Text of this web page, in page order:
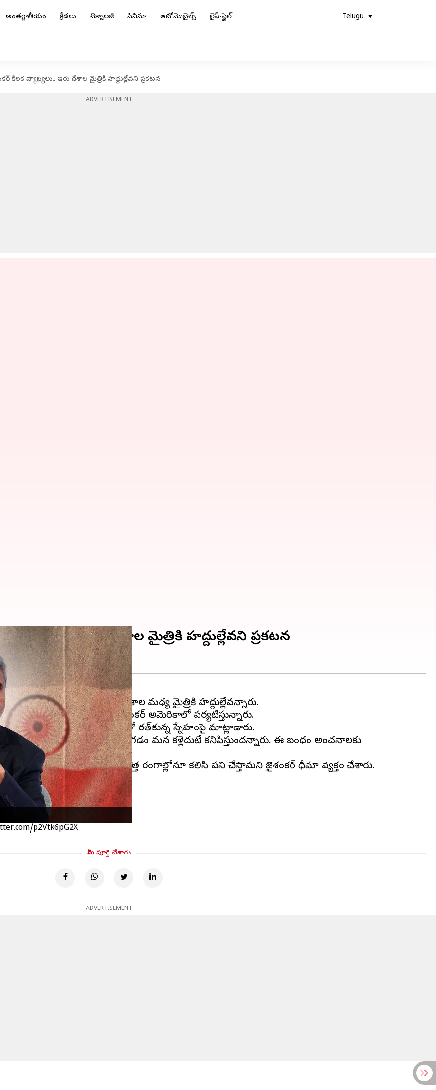
అంతర్జాతీయం క్రీడలు టెక్నాలజీ సినిమా ఆటోమొబైల్స్ లైఫ్-స్టైల్ Telugu
వ్యాఖ్యలు.. ఇరు దేశాల మైత్రికి హద్దుల్లేవని ప్రకటన
ADVERTISEMENT
ఇరు దేశాల మైత్రికి హద్దుల్లేవని ప్రకటన
కీలక వ్యాఖ్యలు చేశారు. ఇరు దేశాల మధ్య మైత్రికి హద్దుల్లేవన్నారు.
ప్రస్తుతం జై శంకర్ అమెరికాలో పర్యటిస్తున్నారు.
ఈ క్రమంలోనే అమెరికాతో భారత్‌కున్న స్నేహంపై మాట్లాడారు.
మంచి భాగస్వాములుగా మెలగడం మన కళ్లెదుటే కనిపిస్తుందన్నారు. ఈ బంధం అంచనాలకు
p2Vtk6pG2X
మీరు పూర్తి చేశారు
ADVERTISEMENT